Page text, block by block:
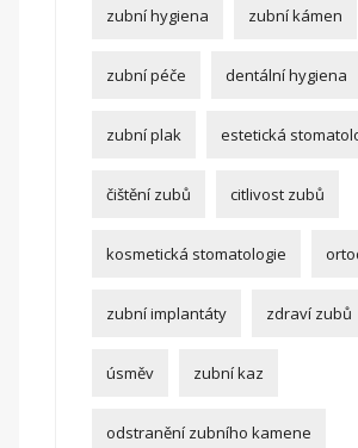
zubní hygiena zubní kámen
zubní péče dentální hygiena
zubní plak estetická
čištění zubů citlivost zubů
kosmetická stomatologie
zubní implantáty zdraví zubů
úsměv zubní kaz
odstranění zubního kamene